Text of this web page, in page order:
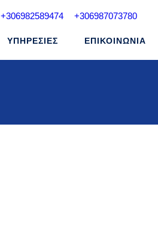
+306982589474 +306987073780
ΥΠΗΡΕΣΙΕΣ ΕΠΙΚΟΙΝΩΝΙΑ